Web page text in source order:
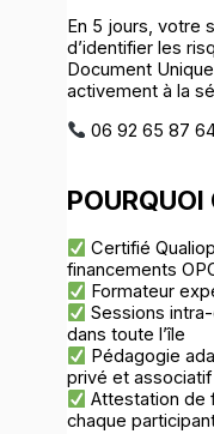
En 5 jours, votre
d’identifier les
Document
activement à la
06 92 65 87
POURQUOI
Certifié
financements
Formateur
Sessions
dans toute l’île
Pédagogie
privé et associatif
Attestation de
chaque